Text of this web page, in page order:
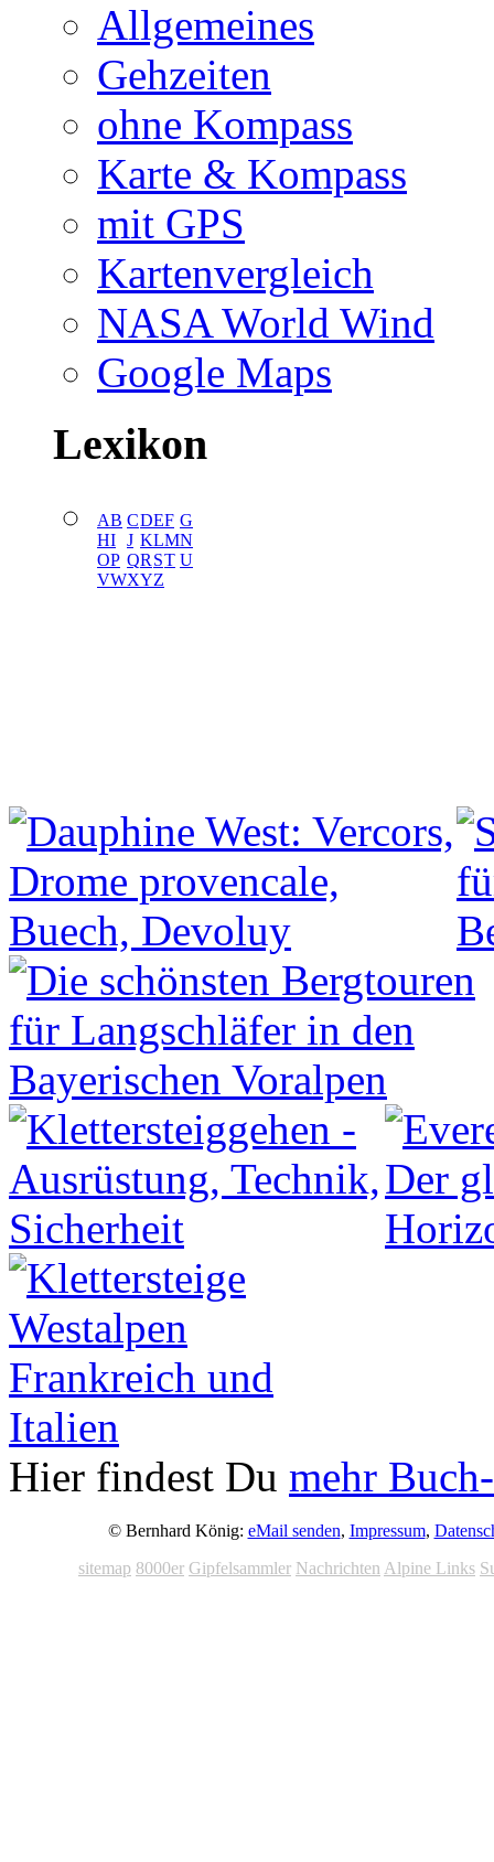
Allgemeines
Gehzeiten
ohne Kompass
Karte & Kompass
mit GPS
Kartenvergleich
NASA World Wind
Google Maps
Lexikon
AB CDEF G
HI J KLMN
OP QR ST U
VWXYZ
Hier findest Du mehr
© Bernhard König: eMail senden, Impressum,
sitemap 8000er Gipfelsammler Nachrichten Alpine Links